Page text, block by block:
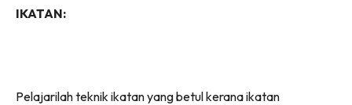
IKATAN:
Pelajarilah teknik ikatan yang betul kerana ikatan